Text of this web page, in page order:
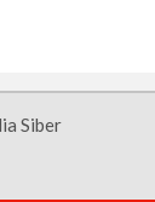
Siber